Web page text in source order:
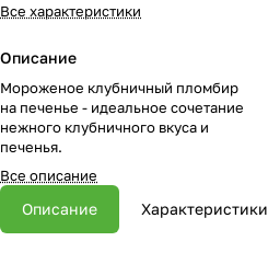
Все характеристики
Описание
Мороженое клубничный пломбир
на печенье - идеальное сочетание
нежного клубничного вкуса и
печенья.
Все описание
Описание Характеристики